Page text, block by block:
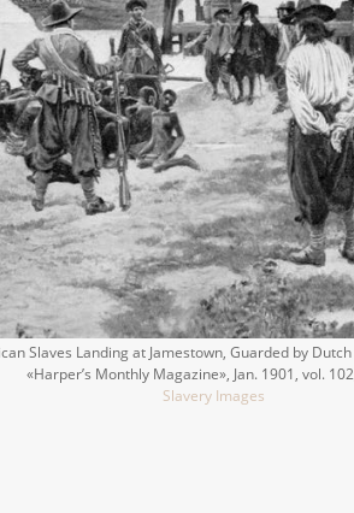
Slaves Landing at Jamestown, Guarded by
«Harper’s Monthly Magazine», Jan. 1901, vol.
Slavery Images